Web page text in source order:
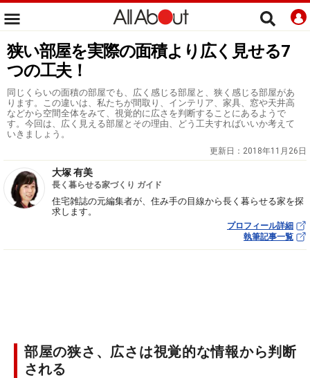
狭い部屋を実際の面積より広く見せる7
つの工夫！
同じくらいの面積の部屋でも、広く感じる部屋と、狭く感じる部屋があ
ります。この違いは、私たちが間取り、インテリア、家具、窓や天井高
などから空間全体をみて、視覚的に広さを判断することにあるようで
す。今回は、広く見える部屋とその理由、どう工夫すればいいか考えて
いきましょう。
更新日： 2018年11月26日
大塚 有美
長く暮らせる家づくり ガイド
住宅雑誌の元編集者が、住み手の目線から長く暮らせる家を探
求します。
プロフィール詳細
執筆記事一覧
部屋の狭さ、広さは視覚的な情報から判断
される